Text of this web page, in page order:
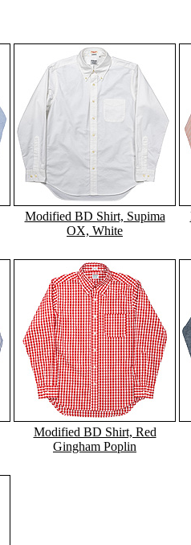
Modified BD Shirt, Supima
OX, White
Modified BD Shirt, Red
Gingham Poplin